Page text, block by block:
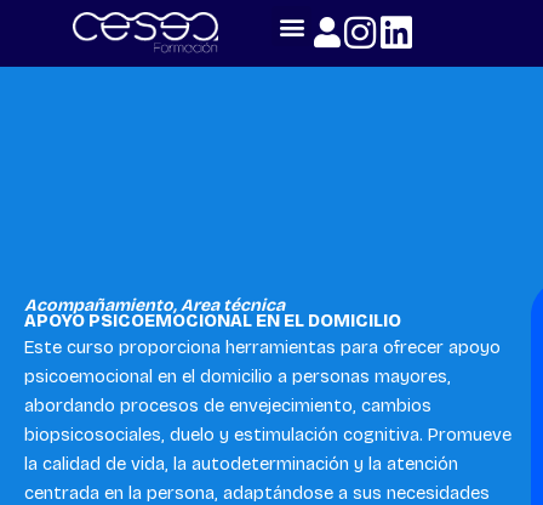
content
Acompañamiento,Area técnica
APOYO PSICOEMOCIONAL EN EL DOMICILIO
Este curso proporciona herramientas para ofrecer apoyo
psicoemocional en el domicilio a personas mayores,
abordando procesos de envejecimiento, cambios
biopsicosociales, duelo y estimulación cognitiva. Promueve
la calidad de vida, la autodeterminación y la atención
centrada en la persona, adaptándose a sus necesidades